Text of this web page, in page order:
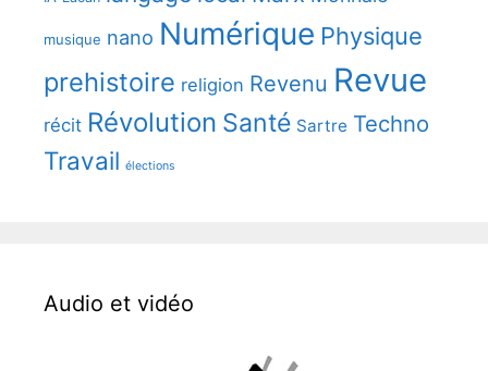
musique nano Numérique Physique
prehistoire religion Revenu Revue
récit Révolution Santé Sartre Techno
Travail élections
Audio et vidéo